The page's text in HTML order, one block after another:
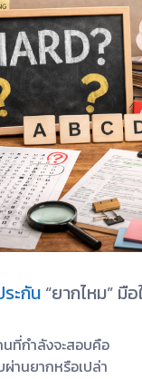
ะกัน“ยากไหม” มื
ที่กำลังจะสอบคือ
านยากหรือเปล่า